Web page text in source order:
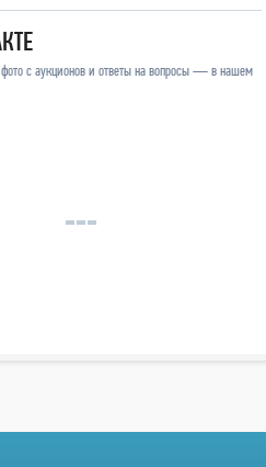
с аукционов и ответы на вопросы — в нашем